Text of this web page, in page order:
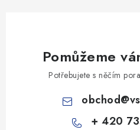
Pomůžeme
Potřebujete s něčím
obchod@
+ 420